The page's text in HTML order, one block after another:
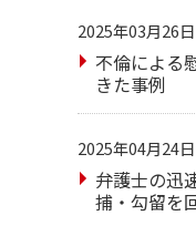
2025年03月26日
不倫による
きた事例
2025年04月24日
弁護士の迅
捕・勾留を